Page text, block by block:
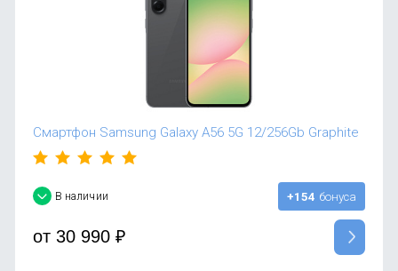
Смартфон Samsung Galaxy A56 5G 12/256Gb Graphite
В наличии +154 бонуса
от30 990 ₽